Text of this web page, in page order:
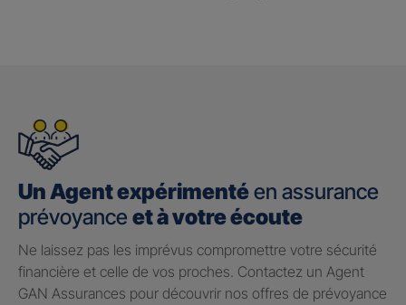
Un Agent expérimentéen assurance
prévoyance et à votre écoute
Ne laissez pas les imprévus compromettre votre sécurité
financière et celle de vos proches. Contactez un Agent
GAN Assurances pour découvrir nos offres de prévoyance